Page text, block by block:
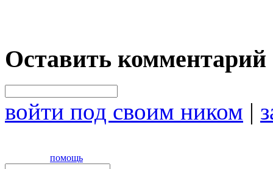
Оставить комментарий
войти под своим ником |
помощь